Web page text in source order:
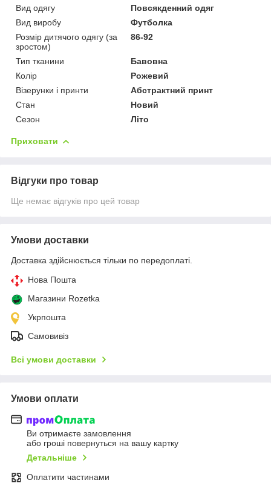
Вид одягу
Повсякденний одяг
Вид виробу
Футболка
Розмір дитячого одягу (за
зростом)
86-92
Тип тканини
Бавовна
Колір
Рожевий
Візерунки і принти
Абстрактний принт
Стан
Новий
Сезон
Літо
Приховати
Відгуки про товар
Ще немає відгуків про цей товар
Умови доставки
Доставка здійснюється тільки по передоплаті.
Нова Пошта
Магазини Rozetka
Укрпошта
Самовивіз
Всі умови доставки
Умови оплати
Ви отримаєте замовлення
або гроші повернуться на вашу картку
Детальніше
Оплатити частинами